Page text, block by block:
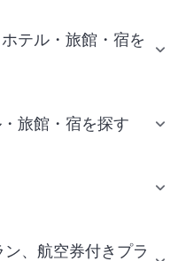
テル・旅館・宿を
旅館・宿を探す
、航空券付きプラ